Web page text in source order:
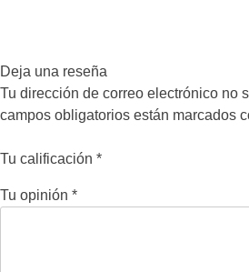
Deja una reseña
Tu dirección de correo electrónico no
campos obligatorios están marcados
Tu calificación *
Tu opinión *